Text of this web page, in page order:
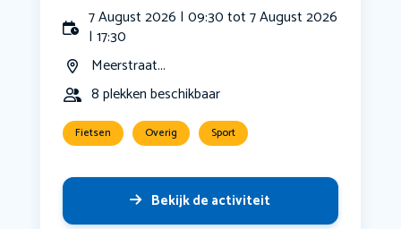
7 August 2026 | 09:30 tot 7 August 2026
| 17:30
Meerstraat...
8 plekken beschikbaar
Fietsen Overig Sport
Bekijk de activiteit